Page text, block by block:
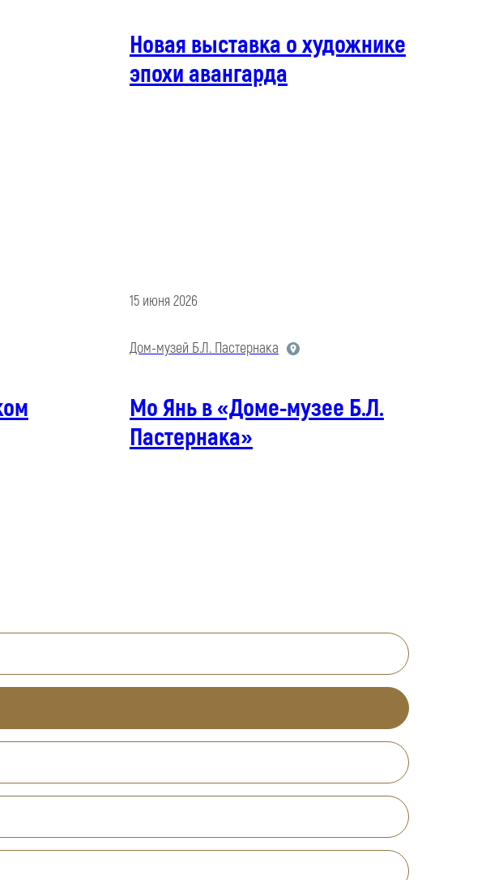
Новая выставка о художнике
эпохи авангарда
15 июня 2026
Дом-музей Б.Л. Пастернака
Мо Янь в «Доме-музее Б.Л.
Пастернака»